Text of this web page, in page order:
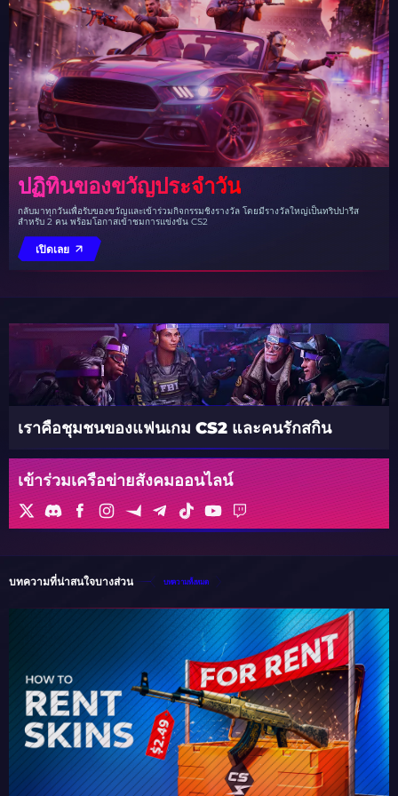
ปฏิทินของขวัญประจำวัน
กลับมาทุกวันเพื่อรับของขวัญและเข้าร่วมกิจกรรมชิงรางวัล โดยมีรางวัลใหญ่เป็นทริปปารีส
สำหรับ 2 คน พร้อมโอกาสเข้าชมการแข่งขัน CS2
เปิดเลย
เราคือชุมชนของแฟนเกม CS2 และคนรักสกิน
เข้าร่วมเครือข่ายสังคมออนไลน์
บทความที่น่าสนใจบางส่วน บทความทั้งหมด